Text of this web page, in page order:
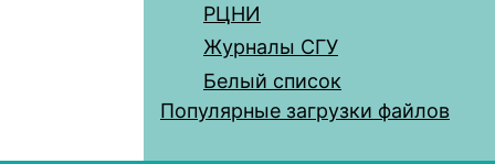
РЦНИ
Журналы СГУ
Белый список
Популярные загрузки файлов